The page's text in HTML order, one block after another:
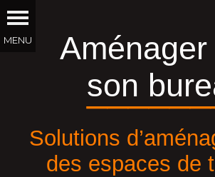
Aménager
son
Solutions
des espaces de